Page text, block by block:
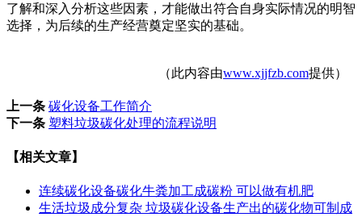
了解和深入分析这些因素，才能做出符合自身实际情况的明智
选择，为后续的生产经营奠定坚实的基础。
（此内容由www.xjjfzb.com提供）
上一条 碳化设备工作简介
下一条 塑料垃圾碳化处理的流程说明
【相关文章】
连续碳化设备碳化牛粪加工成碳粉 可以做有机肥
生活垃圾成分复杂 垃圾碳化设备生产出的碳化物可制成